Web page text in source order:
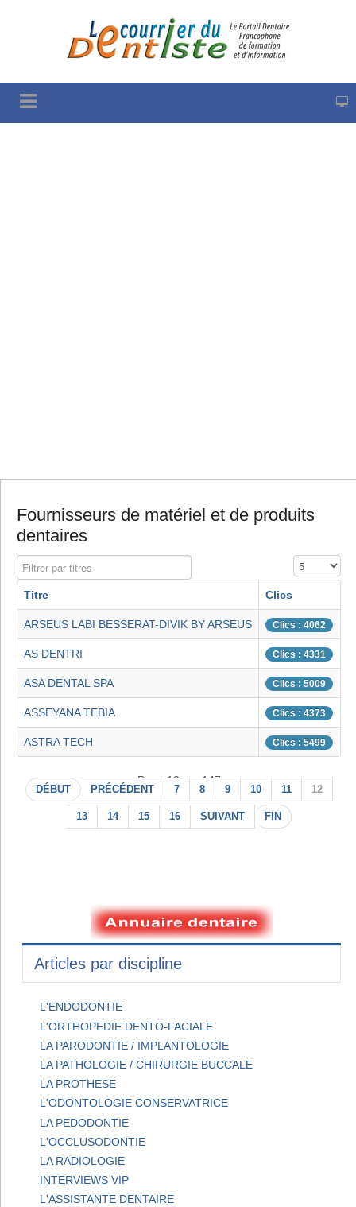
Fournisseurs de matériel et de produits
dentaires
Filtrer par titres Affichage #
Titre Clics
ARSEUS LABI BESSERAT-DIVIK BY ARSEUS Clics : 4062
AS DENTRI Clics : 4331
ASA DENTAL SPA Clics : 5009
ASSEYANA TEBIA Clics : 4373
ASTRA TECH Clics : 5499
Page 12 sur 147
DÉBUT PRÉCÉDENT 7 8 9 10 11 12
13 14 15 16 SUIVANT FIN
Articles par discipline
L'ENDODONTIE
L'ORTHOPEDIE DENTO-FACIALE
LA PARODONTIE / IMPLANTOLOGIE
LA PATHOLOGIE / CHIRURGIE BUCCALE
LA PROTHESE
L'ODONTOLOGIE CONSERVATRICE
LA PEDODONTIE
L'OCCLUSODONTIE
LA RADIOLOGIE
INTERVIEWS VIP
L'ASSISTANTE DENTAIRE